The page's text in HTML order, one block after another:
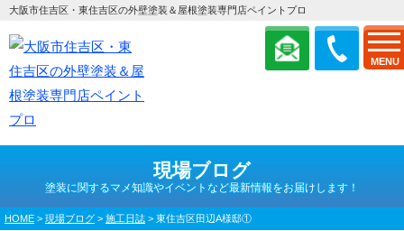
MENU
大阪市住吉区・東住吉区の外壁塗装＆屋根塗装専門店ペイントプロ
現場ブログ
塗装に関するマメ知識やイベントなど最新情報をお届けします！
HOME > 現場ブログ > 施工日誌 > 東住吉区田辺A様邸①